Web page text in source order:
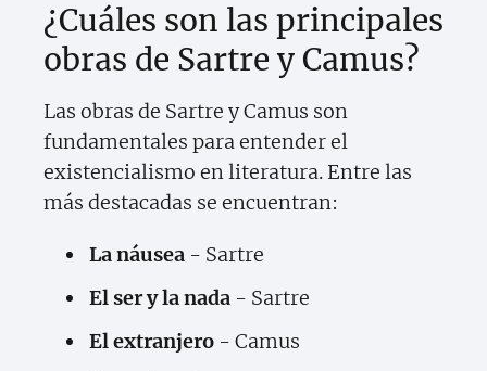
¿Cuáles son las principales
obras de Sartre y Camus?
Las obras de Sartre y Camus son
fundamentales para entender el
existencialismo en literatura. Entre las
más destacadas se encuentran:
La náusea - Sartre
El ser y la nada - Sartre
El extranjero - Camus